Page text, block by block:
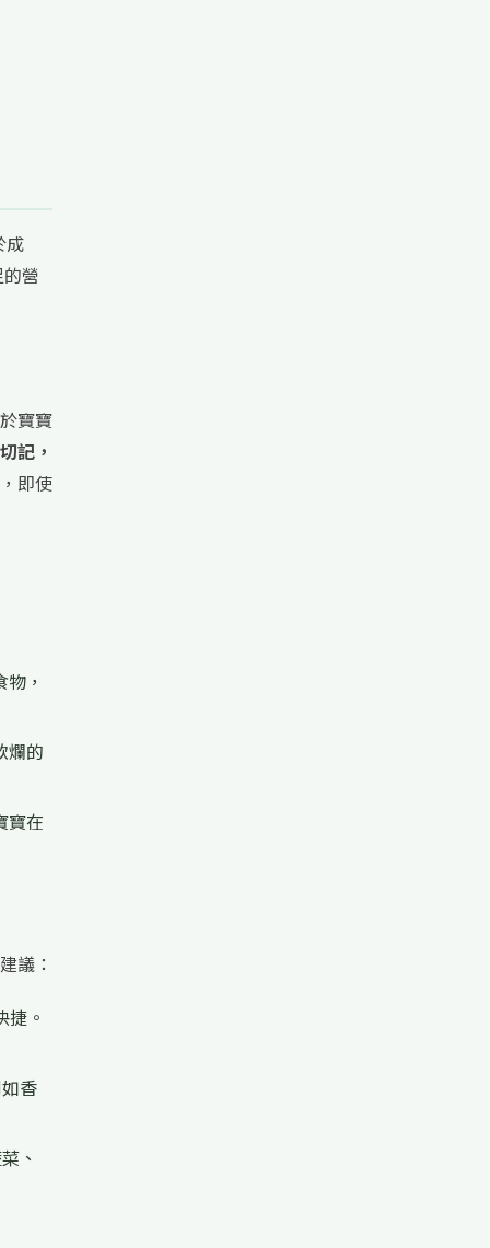
成
營
寶寶
切記，
即使
，
爛的
寶在
議：
。
香
、